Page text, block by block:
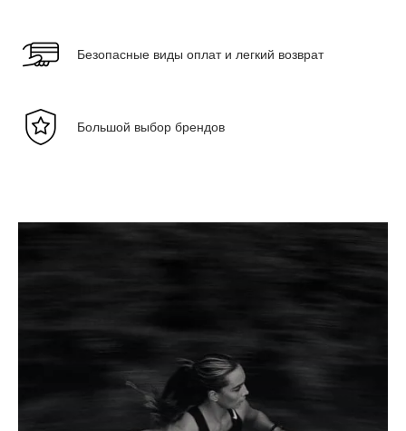
Безопасные виды оплат и легкий возврат
Большой выбор брендов